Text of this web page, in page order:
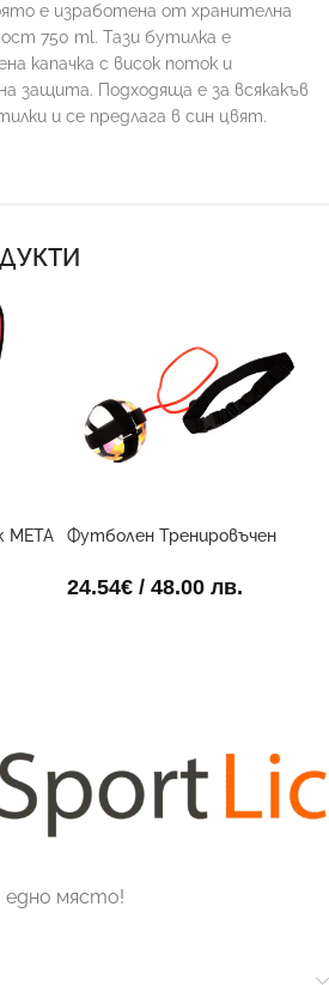
е изработена от хранителна
750 ml. Тази бутилка е
капачка с висок поток и
защита. Подходяща е за всякакъв
и се предлага в син цвят.
Футболен Тренировъчен
24.54€/ 48.00 лв.
едно място!